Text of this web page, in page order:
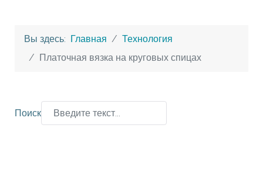
Вы здесь: Главная
Технология
Платочная вязка на круговых спицах
Поиск